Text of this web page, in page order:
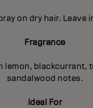
on dry hair. Leave
Fragrance
lemon, blackcurrant,
sandalwood notes.
Ideal For